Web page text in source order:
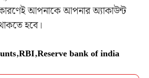
আপনাকে আপনার অ্যাকাউন্ট
হবে।
,RBI,Reserve bank of india